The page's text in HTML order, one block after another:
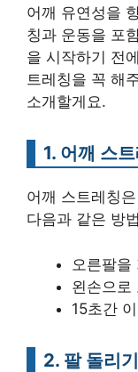
어깨 유연성을
칭과 운동을 포
을 시작하기 전
트레칭을 꼭 해
소개할게요.
1. 어깨 스
어깨 스트레칭
다음과 같은 방
오른팔을
왼손으로
15초간
2. 팔 돌리기